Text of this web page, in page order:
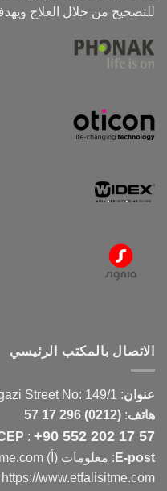
للتصحيح من خلال العلاج
الاتصال بالمكتب الرئيسي
عنوان:
Street No: 149/1
هاتف:
(0212) 296 17 57
: +90 552 202 17 57
E-post : معلومات (أ) etfalisitme.com
https://www.etfalisitme.com